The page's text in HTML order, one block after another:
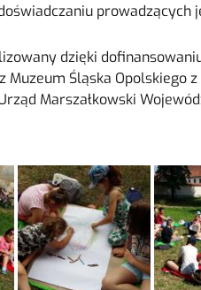
prowadzących
dzięki
Muzeum Śląska Opolskiego
Marszałkowski